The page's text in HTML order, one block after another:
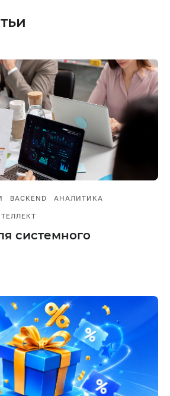
BACKEND АНАЛИТИКА
системного